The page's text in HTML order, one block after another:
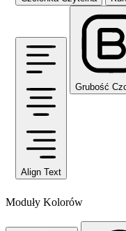
Align Text
Grubość
Moduły Kolorów